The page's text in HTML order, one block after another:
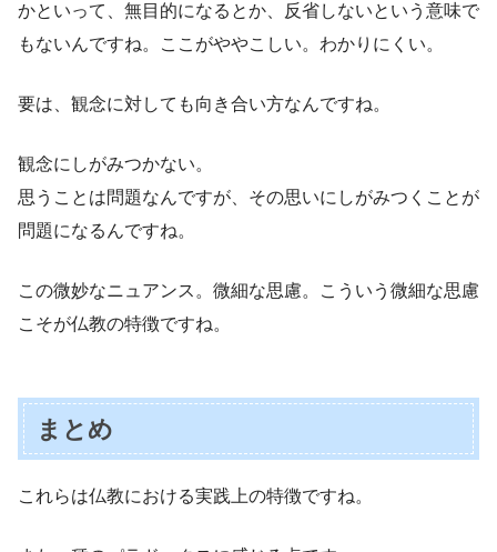
かといって、無目的になるとか、反省しないという意味で
もないんですね。ここがややこしい。わかりにくい。
要は、観念に対しても向き合い方なんですね。
観念にしがみつかない。
思うことは問題なんですが、その思いにしがみつくことが
問題になるんですね。
この微妙なニュアンス。微細な思慮。こういう微細な思慮
こそが仏教の特徴ですね。
まとめ
これらは仏教における実践上の特徴ですね。